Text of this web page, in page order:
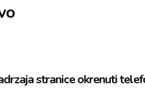
stranice okrenuti